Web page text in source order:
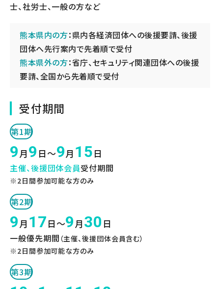
士、社労士、一般の方など
熊本県内の方：県内各経済団体への後援要請、後援
団体へ先行案内で先着順で受付
熊本県外の方：省庁、セキュリティ関連団体への後援
要請、全国から先着順で受付
受付期間
第1期
9月9 日～9月 15日
主催、後援団体会員受付期間
※2日間参加可能な方のみ
第2期
9月 17日～9月30 日
一般優先期間 （主催、後援団体会員含む）
※2日間参加可能な方のみ
第3期